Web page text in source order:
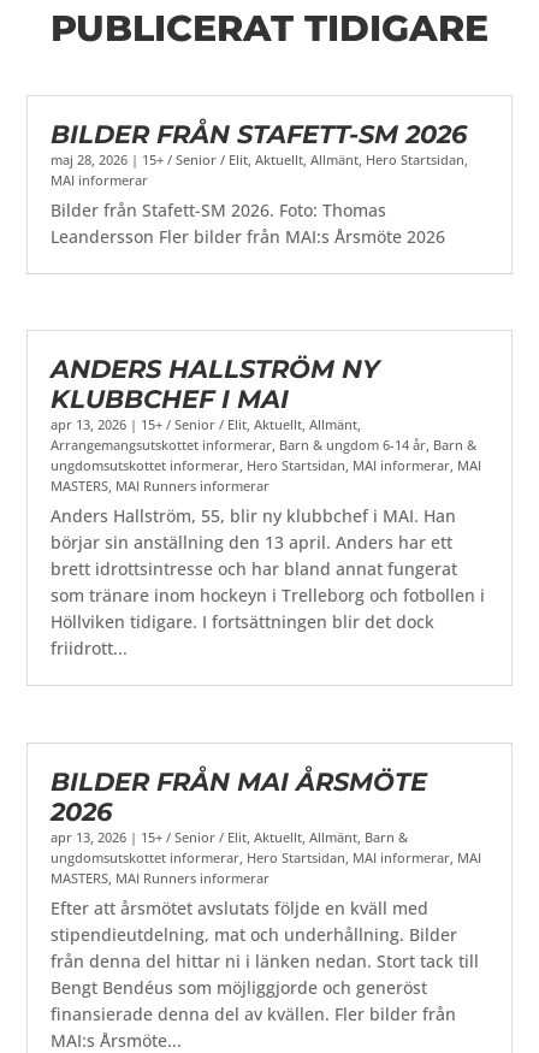
PUBLICERAT TIDIGARE
BILDER FRÅN STAFETT-SM 2026
maj 28, 2026 | 15+ / Senior / Elit,Aktuellt,Allmänt, Hero Startsidan,
MAI informerar
Bilder från Stafett-SM 2026. Foto: Thomas
Leandersson Fler bilder från MAI:s Årsmöte 2026
ANDERS HALLSTRÖM NY
KLUBBCHEF I MAI
apr 13, 2026 | 15+ / Senior / Elit,Aktuellt,Allmänt,
Arrangemangsutskottet informerar, Barn & ungdom 6-14 år, Barn &
ungdomsutskottet informerar, Hero Startsidan, MAI informerar, MAI
MASTERS, MAI Runners informerar
Anders Hallström, 55, blir ny klubbchef i MAI. Han
börjar sin anställning den 13 april. Anders har ett
brett idrottsintresse och har bland annat fungerat
som tränare inom hockeyn i Trelleborg och fotbollen i
Höllviken tidigare. I fortsättningen blir det dock
friidrott...
BILDER FRÅN MAI ÅRSMÖTE
2026
apr 13, 2026 | 15+ / Senior / Elit ,Aktuellt ,Allmänt Barn &
ungdomsutskottet informerar Hero Startsidan MAI informerar MAI
MASTERS MAI Runners informerar
Efter att årsmötet avslutats följde en kväll med
stipendieutdelning, mat och underhållning. Bilder
från denna del hittar ni i länken nedan. Stort tack till
Bengt Bendéus som möjliggjorde och generöst
finansierade denna del av kvällen. Fler bilder från
MAI:s Årsmöte...